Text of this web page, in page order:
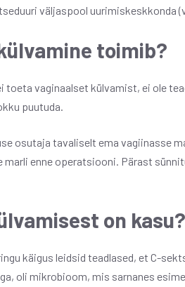
väljaspool uurimiskeskkonda
toimib?
toeta vaginaalset külvamist, ei ole
puutuda.
osutaja tavaliselt ema vagiinasse
enne operatsiooni. Pärast
on kasu?
käigus leidsid teadlased, et C-
oli mikrobioom, mis sarnanes